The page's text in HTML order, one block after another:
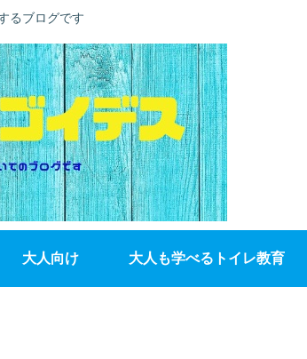
るブログです
大人向け 大人も学べるトイレ教育